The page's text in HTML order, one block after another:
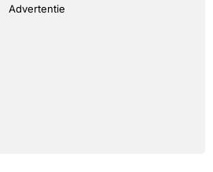
Advertentie